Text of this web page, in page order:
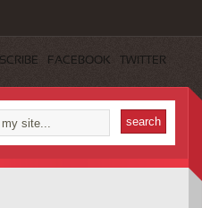
FACEBOOK TWITTER